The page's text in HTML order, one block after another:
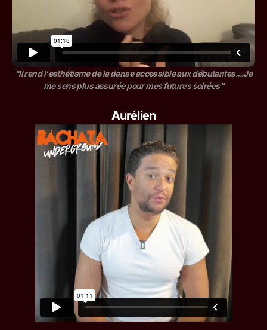
"Il rend l'esthétisme de la danse accessible aux débutantes....Je
me sens plus assurée pour mes futures soirées"
Aurélien